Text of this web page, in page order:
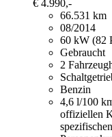
€ 4.990,-
66.531 km
08/2014
60 kW (82
Gebraucht
2
Benzin
4,6 l/100
offiziellen